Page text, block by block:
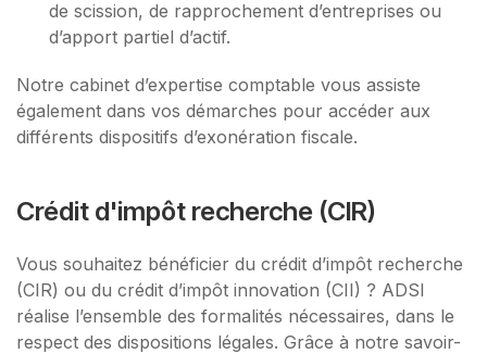
de scission, de rapprochement d’entreprises ou
d’apport partiel d’actif.
Notre cabinet d’expertise comptable vous assiste
également dans vos démarches pour accéder aux
différents dispositifs d’exonération fiscale.
Crédit d'impôt recherche (CIR)
Vous souhaitez bénéficier du crédit d’impôt recherche
(CIR) ou du crédit d’impôt innovation (CII) ? ADSI
réalise l’ensemble des formalités nécessaires, dans le
respect des dispositions légales. Grâce à notre savoir-